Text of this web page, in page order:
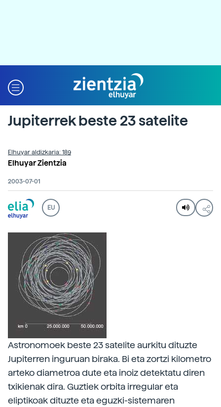
Jupiterrek beste 23 satelite
Elhuyar aldizkaria: 189
Elhuyar Zientzia
2003-07-01
EU
Astronomoek beste 23 satelite aurkitu dituzte
Jupiterren inguruan biraka. Bi eta zortzi kilometro
arteko diametroa dute eta inoiz detektatu diren
txikienak dira. Guztiek orbita irregular eta
eliptikoak dituzte eta eguzki-sistemaren